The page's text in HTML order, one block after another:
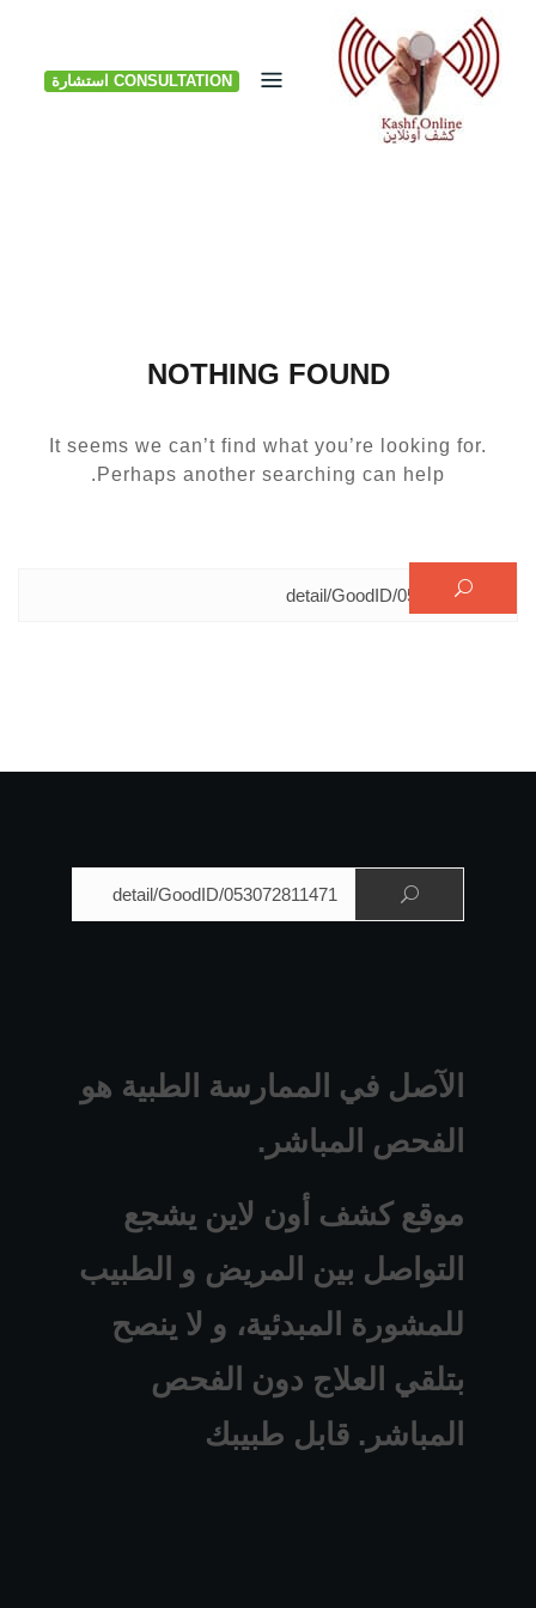
Skip
content
CONSULTATION استشارة
NOTHING FOUND
It seems we can’t find what you’re looking for.
Perhaps another searching can help.
البحث عن:
الآصل في الممارسة الطبية هو
الفحص المباشر.
موقع كشف أون لاين يشجع
التواصل بين المريض و الطبيب
للمشورة المبدئية، و لا ينصح
بتلقي العلاج دون الفحص
المباشر. قابل طبيبك